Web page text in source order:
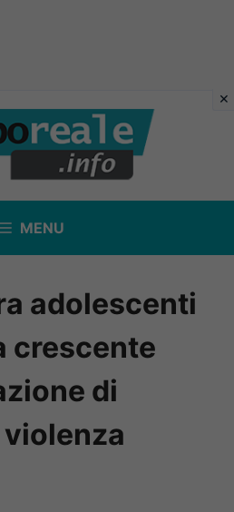
MENU
adolescenti
crescente
di